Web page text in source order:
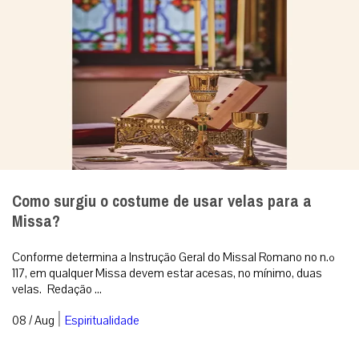
Como surgiu o costume de usar velas para a
Missa?
Conforme determina a Instrução Geral do Missal Romano no n.º
117, em qualquer Missa devem estar acesas, no mínimo, duas
velas. Redação ...
08 / Aug | Espiritualidade